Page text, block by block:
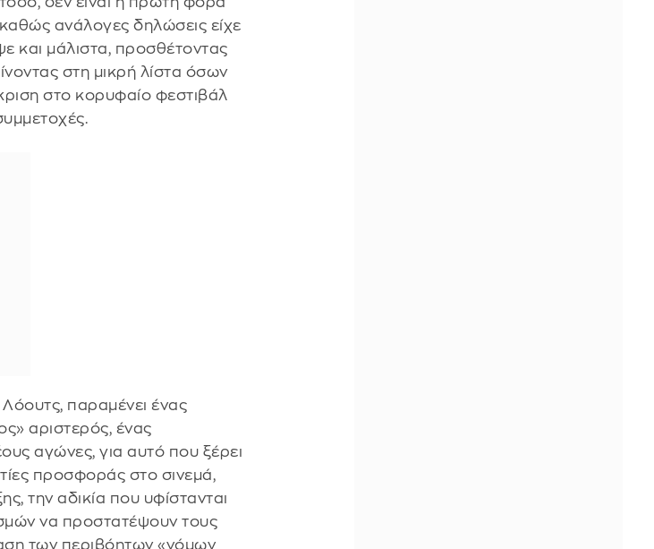
ανάλογες δηλώσεις είχε
και μάλιστα, προσθέτοντας
στη μικρή λίστα όσων
στο κορυφαίο φεστιβάλ
παραμένει ένας
αριστερός, ένας
αγώνες, για αυτό που ξέρει
προσφοράς στο σινεμά,
την αδικία που υφίστανται
να προστατέψουν τους
των περιβόητων «νόμων